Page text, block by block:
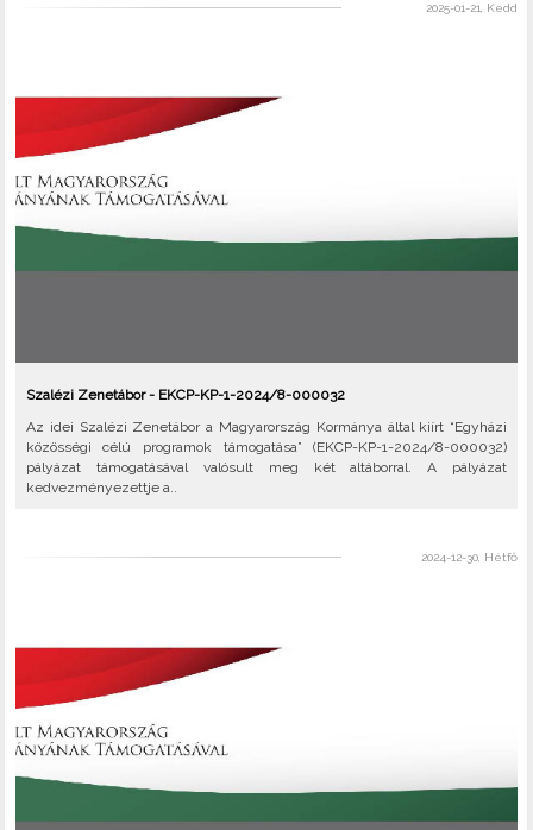
2025-01-21, Kedd
Szalézi Zenetábor - EKCP-KP-1-2024/8-000032
Az idei Szalézi Zenetábor a Magyarország Kormánya által kiírt “Egyházi
közösségi célú programok támogatása” (EKCP-KP-1-2024/8-000032)
pályázat támogatásával valósult meg két altáborral. A pályázat
kedvezményezettje a..
2024-12-30, Hétfő